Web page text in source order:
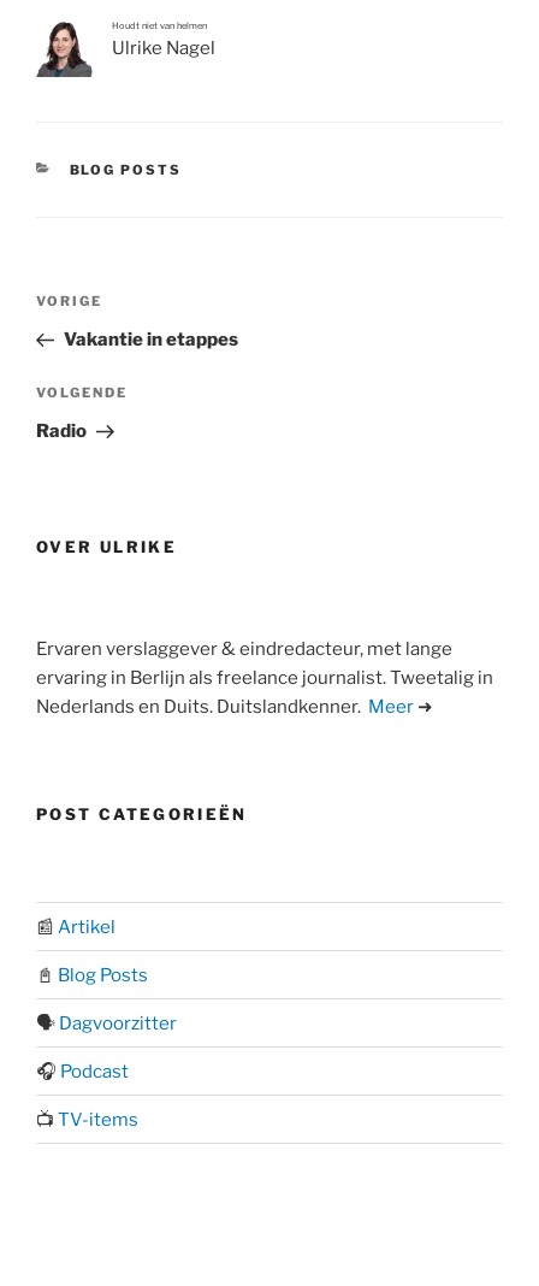
Houdt niet van helmen
Ulrike Nagel
CATEGORIEËN
BLOG POSTS
Bericht
Vorig
bericht
VORIGE
Vakantie in etappes
Volgend
bericht
VOLGENDE
Radio
OVER ULRIKE
Ervaren verslaggever & eindredacteur, met lange
ervaring in Berlijn als freelance journalist. Tweetalig in
Nederlands en Duits. Duitslandkenner. Meer ➜
POST CATEGORIEËN
📰 Artikel
📓 Blog Posts
🗣️ Dagvoorzitter
🎧 Podcast
📺 TV-items